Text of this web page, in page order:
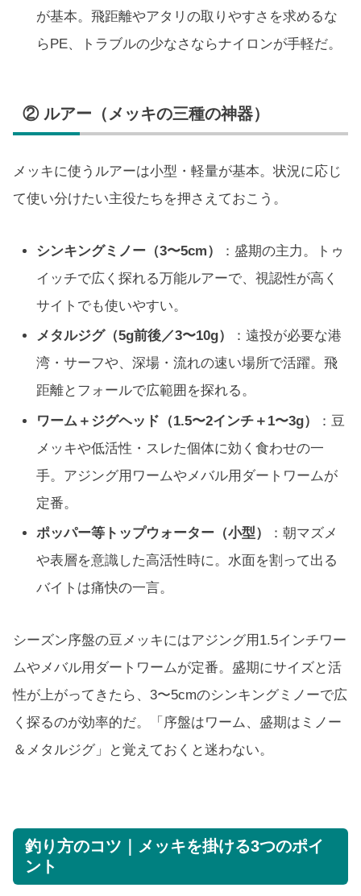
が基本。飛距離やアタリの取りやすさを求めるな
らPE、トラブルの少なさならナイロンが手軽だ。
② ルアー（メッキの三種の神器）
メッキに使うルアーは小型・軽量が基本。状況に応じ
て使い分けたい主役たちを押さえておこう。
シンキングミノー（3〜5cm）
：盛期の主力。トゥ
イッチで広く探れる万能ルアーで、視認性が高く
サイトでも使いやすい。
メタルジグ（5g前後／3〜10g）
：遠投が必要な港
湾・サーフや、深場・流れの速い場所で活躍。飛
距離とフォールで広範囲を探れる。
ワーム＋ジグヘッド（1.5〜2インチ＋1〜3g）
：豆
メッキや低活性・スレた個体に効く食わせの一
手。アジング用ワームやメバル用ダートワームが
定番。
ポッパー等トップウォーター（小型）
：朝マズメ
や表層を意識した高活性時に。水面を割って出る
バイトは痛快の一言。
シーズン序盤の豆メッキにはアジング用1.5インチワー
ムやメバル用ダートワームが定番。盛期にサイズと活
性が上がってきたら、3〜5cmのシンキングミノーで広
く探るのが効率的だ。「序盤はワーム、盛期はミノー
＆メタルジグ」と覚えておくと迷わない。
釣り方のコツ｜メッキを掛ける3つのポイ
ント